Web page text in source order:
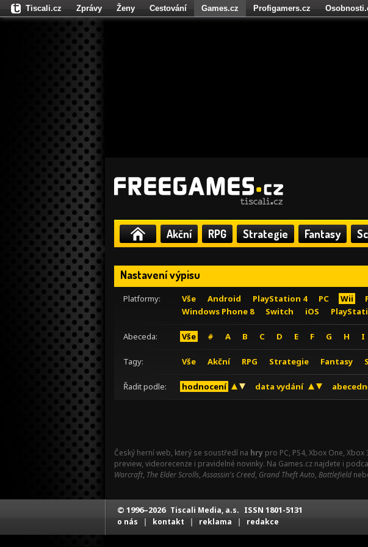
Akční RPG Strategie Fantasy
Nastavení výpisu
Platformy: Vše Android PlayStation 4 PC Wii
Windows Phone 8
Switch iOS
Abeceda: Vše # A B C D E F G H I
Tagy: Vše Akční RPG Strategie Fantasy
Řadit podle: hodnocení data vydání
Český herní web, který se soustředí na hry pro PC, PS4, Xbox One,
preview, videorecenze i pravidelné novinky. Na Games.cz najdete i
Warcraft, The Elder Scrolls,Assassin's Creed, Grand Theft Auto, Battlefield
Tiscali.cz Zprávy Ženy Cestování Games.cz Profigamers.cz
Fights.cz
© 1996–2026 Tiscali Media, a.s. ISSN 1801-5131
o nás | kontakt | reklama | redakce